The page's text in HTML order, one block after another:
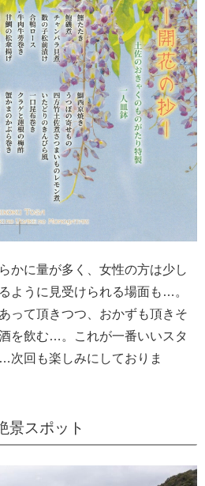
かに量が多く、女性の方は少し
ように見受けられる場面も…。
って頂きつつ、おかずも頂きそ
を飲む…。これが一番いいスタ
次回も楽しみにしておりま
景スポット